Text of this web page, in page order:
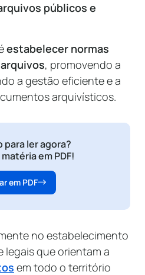
públicos e
estabelecer normas
, promovendo a
a gestão eficiente e a
arquivísticos.
para ler agora?
em PDF!
em PDF
no estabelecimento
legais que orientam a
em todo o território